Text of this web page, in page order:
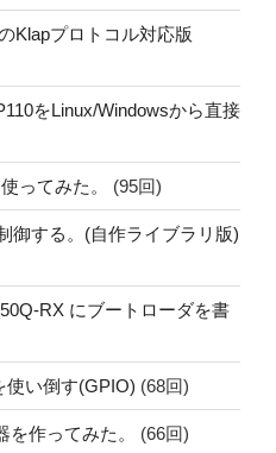
Klapプロトコル対応版
をLinux/Windowsから直接
ってみた。 (95回)
御する。(自作ライブラリ版)
RX にブートローダを書
使い倒す(GPIO) (68回)
作ってみた。 (66回)